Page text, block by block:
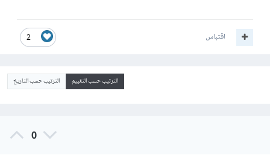
2 اقتباس
الترتيب حسب التقييم الترتيب حسب التاريخ
0